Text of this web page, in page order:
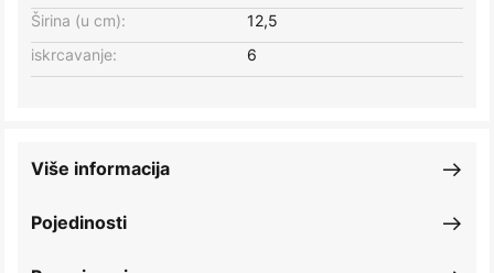
Širina (u cm): 12,5
iskrcavanje: 6
Pojedinosti
Više informacija